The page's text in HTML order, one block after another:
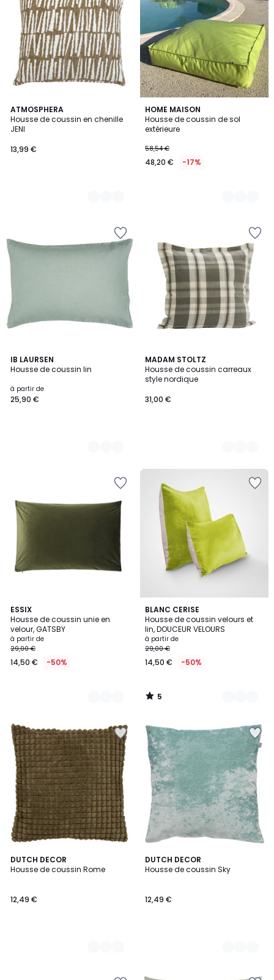
ATMOSPHERA
Housse de coussin en chenille
JENI
13,99 €
4
Couleurs
HOME MAISON
Housse de coussin de sol
extérieure
58,54 €
48,20 € -17%
6
Couleurs
IB LAURSEN
Housse de coussin lin
à partir de
25,90 €
7
Couleurs
MADAM STOLTZ
Housse de coussin carreaux
style nordique
31,00 €
3
Couleurs
ESSIX
Housse de coussin unie en
velour, GATSBY
à partir de
29,00 €
14,50 € -50%
9
Couleurs
BLANC CERISE
Housse de coussin velours et
lin, DOUCEUR VELOURS
à partir de
29,00 €
14,50 € -50%
5
/
5
5
Couleurs
5
/
DUTCH DECOR
Housse de coussin Rome
12,49 €
14
Couleurs
DUTCH DECOR
Housse de coussin Sky
12,49 €
7
Couleurs